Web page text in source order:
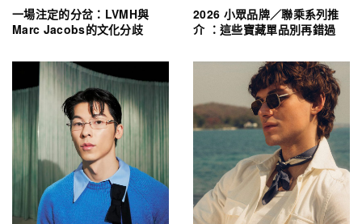
一場注定的分岔：LVMH與
Marc Jacobs的文化分歧
2026 小眾品牌／聯乘系列推
介 ：這些寶藏單品別再錯過